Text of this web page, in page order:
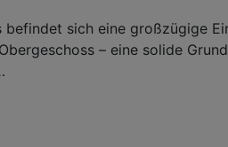
befindet sich eine großzügige
– eine solide